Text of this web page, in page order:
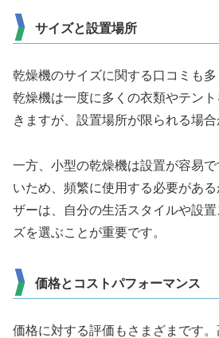
サイズと設置場所
乾燥機のサイズに関する口コミも
乾燥機は一度に多くの衣類やテン
きますが、設置場所が限られる場合
一方、小型の乾燥機は設置が容易
いため、頻繁に使用する必要があ
ザーは、自分の生活スタイルや設
ズを選ぶことが重要です。
価格とコストパフォーマンス
価格に対する評価もさまざまです